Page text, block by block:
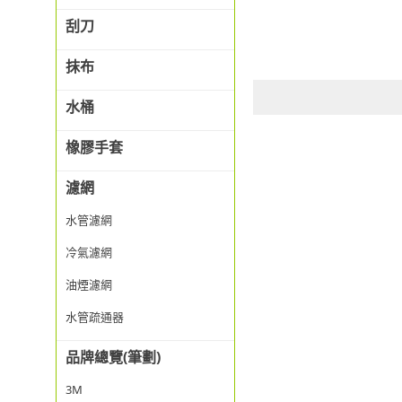
刮刀
抹布
水桶
橡膠手套
濾網
水管濾網
冷氣濾網
油煙濾網
水管疏通器
品牌總覽(筆劃)
3M